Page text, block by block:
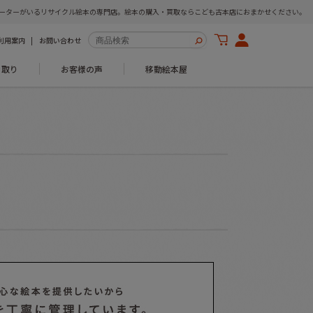
ターがいるリサイクル絵本の専門店。絵本の購入・買取ならこども古本店におまかせください。
用案内 お問い合わせ
り お客様の声 移動絵本屋